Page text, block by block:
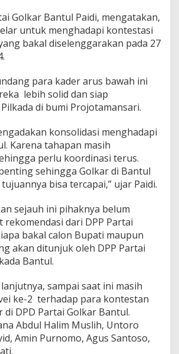
i
G
o
l
r
B
a
n
u
l
G
e
l
a
R
a
p
a
t
K
n
s
o
l
i
d
a
Golkar Bantul Paidi, mengatakan,
untuk menghadapi kontestasi
bakal diselenggarakan pada 27
para kader arus bawah ini
lebih solid dan siap
di bumi Projotamansari.
konsolidasi menghadapi
Karena tahapan masih
perlu koordinasi terus.
sehingga Golkar di Bantul
bisa tercapai,” ujar Paidi.
sejauh ini pihaknya belum
rekomendasi dari DPP Partai
bakal calon Bupati maupun
akan ditunjuk oleh DPP Partai
Bantul.
sampai saat ini masih
ke-2 terhadap para kontestan
DPD Partai Golkar Bantul.
Abdul Halim Muslih, Untoro
Amin Purnomo, Agus Santoso,